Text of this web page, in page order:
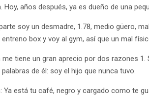
Hoy, años después, ya es dueño de una
soy un desmadre, 1.78, medio güero,
box y voy al gym, así que un mal
me tiene un gran aprecio por dos razones
palabras de él: soy el hijo que nunca tuvo.
Ya está tu café, negro y cargado como te